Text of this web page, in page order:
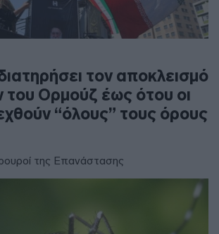
τον αποκλεισμό
του Ορμούζ έως ότου οι
“όλους” τους όρους
της Επανάστασης